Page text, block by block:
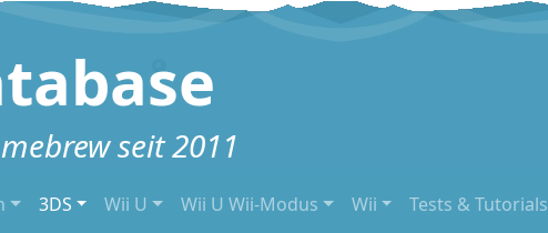
seit 2011
3DS Wii U Wii U Wii-Modus Wii Tests & Tutorials